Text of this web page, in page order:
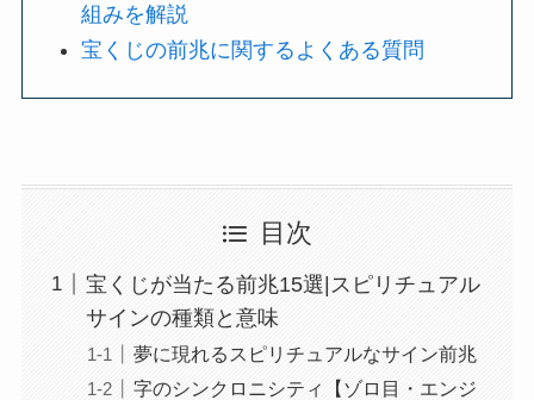
組みを解説
宝くじの前兆に関するよくある質問
目次
宝くじが当たる前兆15選|スピリチュアル
サインの種類と意味
夢に現れるスピリチュアルなサイン前兆
字のシンクロニシティ【ゾロ目・エンジ